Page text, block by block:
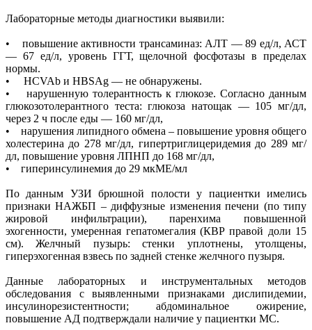
Лабораторные методы диагностики выявили:
• повышение активности трансаминаз: АЛТ — 89 ед/л, АСТ
— 67 ед/л, уровень ГГТ, щелочной фосфотазы в пределах
нормы.
• HCVAb и HBSAg — не обнаружены.
• нарушенную толерантность к глюкозе. Согласно данным
глюкозотолерантного теста: глюкоза натощак — 105 мг/дл,
через 2 ч после еды — 160 мг/дл,
• нарушения липидного обмена – повышение уровня общего
холестерина до 278 мг/дл, гипертриглицеридемия до 289 мг/
дл, повышение уровня ЛПНП до 168 мг/дл,
• гиперинсулинемия до 29 мкМЕ/мл
По данным УЗИ брюшной полости у пациентки имелись
признаки НАЖБП – диффузные изменения печени (по типу
жировой инфильтрации), паренхима повышенной
эхогенности, умеренная гепатомегалия (КВР правой доли 15
см). Желчный пузырь: стенки уплотнены, утолщены,
гиперэхогенная взвесь по задней стенке желчного пузыря.
Данные лабораторных и инструментальных методов
обследования с выявленными признаками дислипидемии,
инсулинорезистентности; абдоминальное ожирение,
повышение АД подтверждали наличие у пациентки МС.